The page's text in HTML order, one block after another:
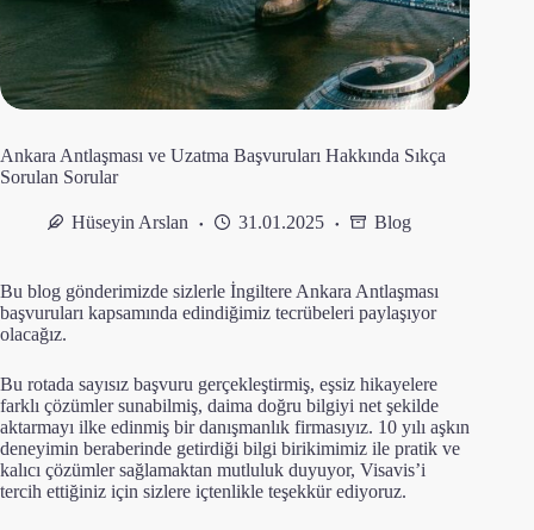
Ankara Antlaşması ve Uzatma Başvuruları Hakkında Sıkça
Sorulan Sorular
Hüseyin Arslan 31.01.2025 Blog
Bu blog gönderimizde sizlerle İngiltere Ankara Antlaşması
başvuruları kapsamında edindiğimiz tecrübeleri paylaşıyor
olacağız.
Bu rotada sayısız başvuru gerçekleştirmiş, eşsiz hikayelere
farklı çözümler sunabilmiş, daima doğru bilgiyi net şekilde
aktarmayı ilke edinmiş bir danışmanlık firmasıyız. 10 yılı aşkın
deneyimin beraberinde getirdiği bilgi birikimimiz ile pratik ve
kalıcı çözümler sağlamaktan mutluluk duyuyor, Visavis’i
tercih ettiğiniz için sizlere içtenlikle teşekkür ediyoruz.